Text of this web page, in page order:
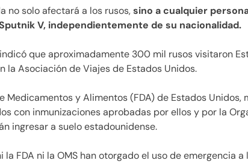
no solo afectará a los rusos,sino a cualquier
V, independientemente de su nacionalidad.
que aproximadamente 300 mil rusos visitaron
la Asociación de Viajes de Estados Unidos.
Medicamentos y Alimentos (FDA) de Estados Unidos,
con inmunizaciones aprobadas por ellos y por la
ingresar a suelo estadounidense.
la FDA ni la OMS han otorgado el uso de emergencia a